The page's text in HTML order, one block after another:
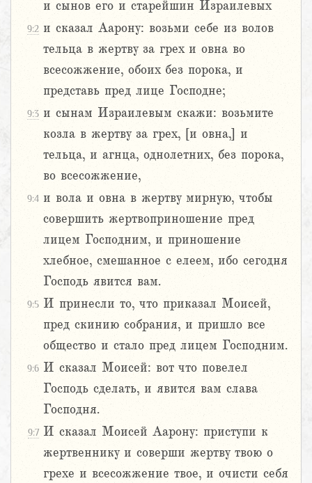
и сынов его и старейшин Израилевых
9:2 и сказал Аарону: возьми себе из волов
тельца в жертву за грех и овна во
всесожжение, обоих без порока, и
представь пред лице Господне;
9:3 и сынам Израилевым скажи: возьмите
козла в жертву за грех, [и овна,] и
тельца, и агнца, однолетних, без порока,
во всесожжение,
9:4 и вола и овна в жертву мирную, чтобы
совершить жертвоприношение пред
лицем Господним, и приношение
хлебное, смешанное с елеем, ибо сегодня
Господь явится вам.
9:5 И принесли то, что приказал Моисей,
пред скинию собрания, и пришло все
общество и стало пред лицем Господним.
9:6 И сказал Моисей: вот что повелел
Господь сделать, и явится вам слава
Господня.
9:7 И сказал Моисей Аарону: приступи к
жертвеннику и соверши жертву твою о
грехе и всесожжение твое, и очисти себя